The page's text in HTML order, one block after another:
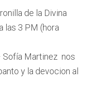
de la Divina
las 3 PM (hora
Sofía Martinez nos
y la devocion al